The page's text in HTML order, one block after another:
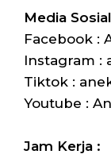
Media
Facebook :
Instagram :
Tiktok :
Youtube :
Jam Kerja :